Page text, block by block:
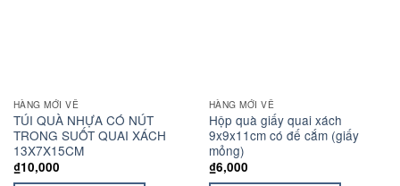
HÀNG MỚI VỀ
TÚI QUÀ NHỰA CÓ NÚT
TRONG SUỐT QUAI XÁCH
13X7X15CM
₫10,000
HÀNG MỚI VỀ
Hộp quà giấy quai xách
9x9x11cm có đế cắm (giấy
mỏng)
₫6,000